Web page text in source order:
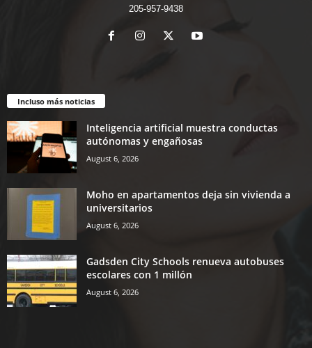
205-957-9438
Incluso más noticias
Inteligencia artificial muestra conductas
autónomas y engañosas
August 6, 2026
Moho en apartamentos deja sin vivienda a
universitarios
August 6, 2026
Gadsden City Schools renueva autobuses
escolares con 1 millón
August 6, 2026